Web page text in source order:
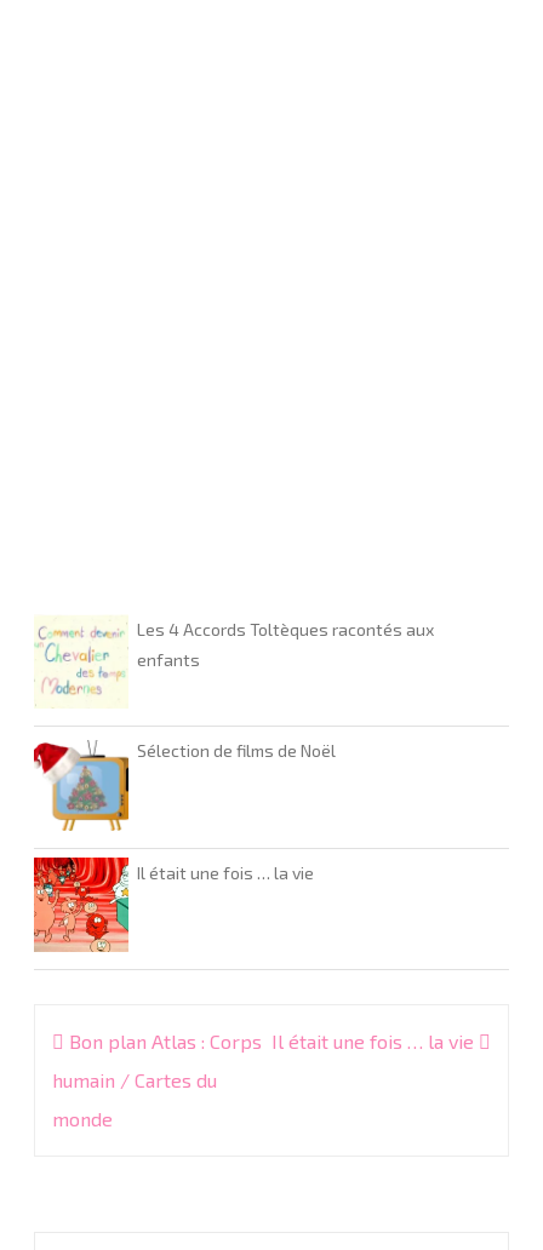
Les 4 Accords Toltèques racontés aux
enfants
Sélection de films de Noël
Il était une fois … la vie
Navigation
de
l’article
Bon plan Atlas : Corps
humain / Cartes du
monde
Il était une fois … la vie